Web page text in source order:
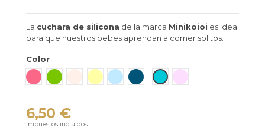
La cuchara de silicona de la marca Minikoioi es ideal
para que nuestros bebes aprendan a comer solitos.
Color
Rosa Oscuro
Verde Beige AmarilloAzul Claro
MarinGris Nacar
Verde Mauricio
Rosa/Rosa
6,50 €
Impuestos incluidos